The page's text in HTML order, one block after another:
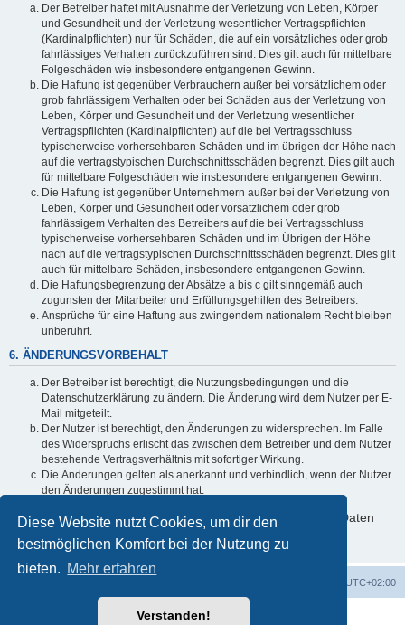
Diese Website nutzt Cookies, um dir den
bestmöglichen Komfort bei der Nutzung zu
bieten. Mehr erfahren
Verstanden!
Der Betreiber haftet mit Ausnahme der Verletzung von Leben, Körper
und Gesundheit und der Verletzung wesentlicher Vertragspflichten
(Kardinalpflichten) nur für Schäden, die auf ein vorsätzliches oder grob
fahrlässiges Verhalten zurückzuführen sind. Dies gilt auch für mittelbare
Folgeschäden wie insbesondere entgangenen Gewinn.
Die Haftung ist gegenüber Verbrauchern außer bei vorsätzlichem oder
grob fahrlässigem Verhalten oder bei Schäden aus der Verletzung von
Leben, Körper und Gesundheit und der Verletzung wesentlicher
Vertragspflichten (Kardinalpflichten) auf die bei Vertragsschluss
typischerweise vorhersehbaren Schäden und im übrigen der Höhe nach
auf die vertragstypischen Durchschnittsschäden begrenzt. Dies gilt auch
für mittelbare Folgeschäden wie insbesondere entgangenen Gewinn.
Die Haftung ist gegenüber Unternehmern außer bei der Verletzung von
Leben, Körper und Gesundheit oder vorsätzlichem oder grob
fahrlässigem Verhalten des Betreibers auf die bei Vertragsschluss
typischerweise vorhersehbaren Schäden und im Übrigen der Höhe
nach auf die vertragstypischen Durchschnittsschäden begrenzt. Dies gilt
auch für mittelbare Schäden, insbesondere entgangenen Gewinn.
Die Haftungsbegrenzung der Absätze a bis c gilt sinngemäß auch
zugunsten der Mitarbeiter und Erfüllungsgehilfen des Betreibers.
Ansprüche für eine Haftung aus zwingendem nationalem Recht bleiben
unberührt.
6. ÄNDERUNGSVORBEHALT
Der Betreiber ist berechtigt, die Nutzungsbedingungen und die
Datenschutzerklärung zu ändern. Die Änderung wird dem Nutzer per E-
Mail mitgeteilt.
Der Nutzer ist berechtigt, den Änderungen zu widersprechen. Im Falle
des Widerspruchs erlischt das zwischen dem Betreiber und dem Nutzer
bestehende Vertragsverhältnis mit sofortiger Wirkung.
Die Änderungen gelten als anerkannt und verbindlich, wenn der Nutzer
den Änderungen zugestimmt hat.
Informationen über den Umgang mit deinen persönlichen Daten
sind in der Datenschutzerklärung enthalten.
UTC+02:00
Powered byphpBB® Forum Software © phpBB Limited